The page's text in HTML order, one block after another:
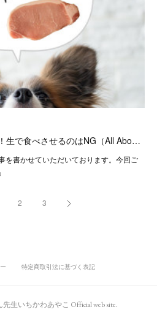
生で食べさせるのはNG（All Abo…
を書かせていただいております。今回ご
2 3
特定商取引法に基づく表記
先生いちかわあやこ Official web site.